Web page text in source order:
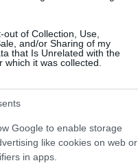
out of Collection, Use,
and/or Sharing of my
that Is Unrelated with the
which it was collected.
Google to enable storage
like cookies on web or
in apps.